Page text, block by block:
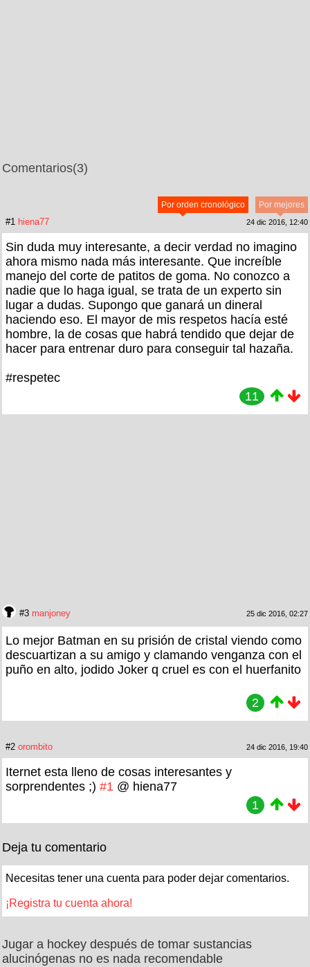
Comentarios(3)
Por mejores
Por orden cronológico
#1 hiena77 24 dic 2016, 12:40
Sin duda muy interesante, a decir verdad no imagino
ahora mismo nada más interesante. Que increíble
manejo del corte de patitos de goma. No conozco a
nadie que lo haga igual, se trata de un experto sin
lugar a dudas. Supongo que ganará un dineral
haciendo eso. El mayor de mis respetos hacía esté
hombre, la de cosas que habrá tendido que dejar de
hacer para entrenar duro para conseguir tal hazaña.
#respetec
11
#3 manjoney 25 dic 2016, 02:27
Lo mejor Batman en su prisión de cristal viendo como
descuartizan a su amigo y clamando venganza con el
puño en alto, jodido Joker q cruel es con el huerfanito
2
#2 orombito 24 dic 2016, 19:40
Iternet esta lleno de cosas interesantes y
sorprendentes ;) #1 @ hiena77
1
Deja tu comentario
Necesitas tener una cuenta para poder dejar comentarios.
¡Registra tu cuenta ahora!
Jugar a hockey después de tomar sustancias
alucinógenas no es nada recomendable